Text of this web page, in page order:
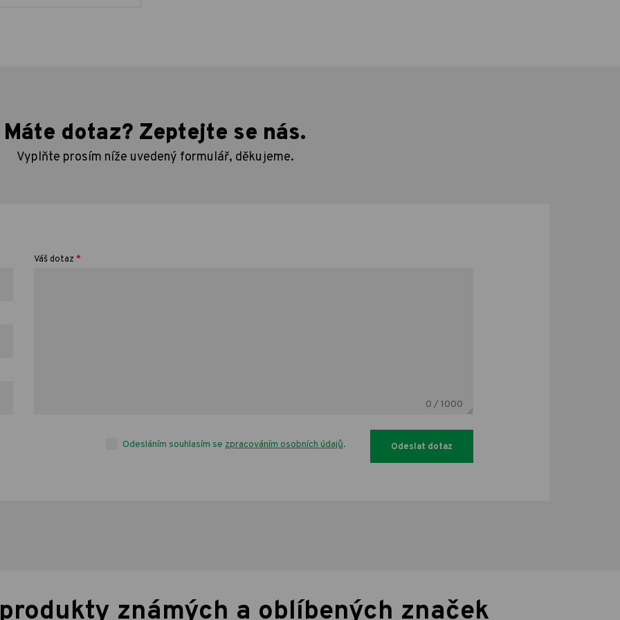
Máte dotaz? Zeptejte se nás.
Vyplňte prosím níže uvedený formulář, děkujeme.
Váš dotaz *
0 / 1000
Odesláním souhlasím se zpracováním osobních údajů.
známých a oblíbených značek